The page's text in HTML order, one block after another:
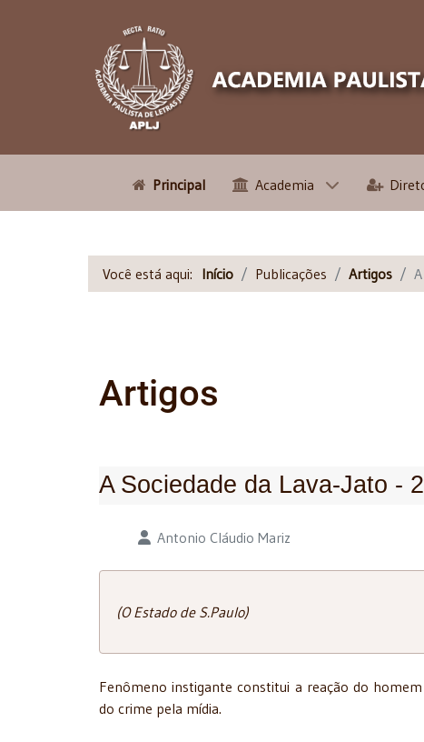
Principal Academia
Você está aqui: Início Publicações Artigos
Artigos
A Sociedade da Lava-Jato -
Detalhes Antonio Cláudio Mariz
(O Estado de S.Paulo)
Fenômeno instigante constitui a reação do
do crime pela mídia.